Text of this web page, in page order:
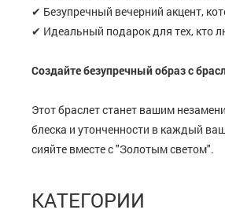
✔ Безупречный вечерний акцент,
✔ Идеальный подарок для тех, кто
Создайте безупречный образ с
Этот браслет станет вашим
блеска и утонченности в каждый
сияйте вместе с "Золотым светом".
КАТЕГОРИИ